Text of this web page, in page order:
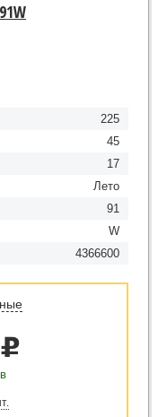
225
45
17
Лето
91
W
4366600
u